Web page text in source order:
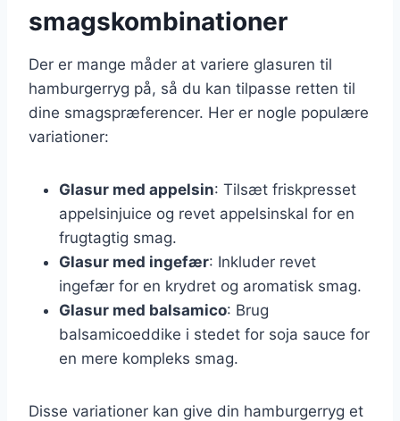
smagskombinationer
Der er mange måder at variere glasuren til
hamburgerryg på, så du kan tilpasse retten til
dine smagspræferencer. Her er nogle populære
variationer:
Glasur med appelsin: Tilsæt friskpresset
appelsinjuice og revet appelsinskal for en
frugtagtig smag.
Glasur med ingefær: Inkluder revet
ingefær for en krydret og aromatisk smag.
Glasur med balsamico: Brug
balsamicoeddike i stedet for soja sauce for
en mere kompleks smag.
Disse variationer kan give din hamburgerryg et